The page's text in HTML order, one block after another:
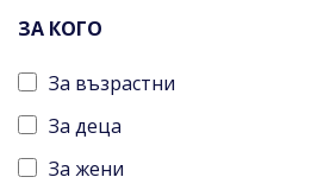
Спортни хранителни добавки
Стелки
Терапевтични ленти
ЗА КОГО
За възрастни
За деца
За жени